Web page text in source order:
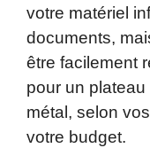
votre matériel
documents,
être facilement
pour un
métal, selon
votre budget.